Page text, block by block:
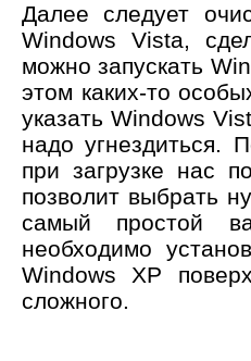
Далее следует
Windows Vista,
можно запускать
этом каких-то
указать Windows
надо угнездиться.
при загрузке нас
позволит выбрать
самый простой
необходимо
Windows XP
сложного.